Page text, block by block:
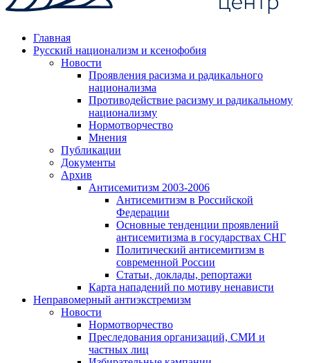
Главная
Русский национализм и ксенофобия
Новости
Проявления расизма и радикального
национализма
Противодействие расизму и радикальному
национализму
Нормотворчество
Мнения
Публикации
Документы
Архив
Антисемитизм 2003-2006
Антисемитизм в Российской
Федерации
Основные тенденции проявлений
антисемитизма в государствах СНГ
Политический антисемитизм в
современной России
Статьи, доклады, репортажи
Карта нападений по мотиву ненависти
Неправомерный антиэкстремизм
Новости
Нормотворчество
Преследования организаций, СМИ и
частных лиц